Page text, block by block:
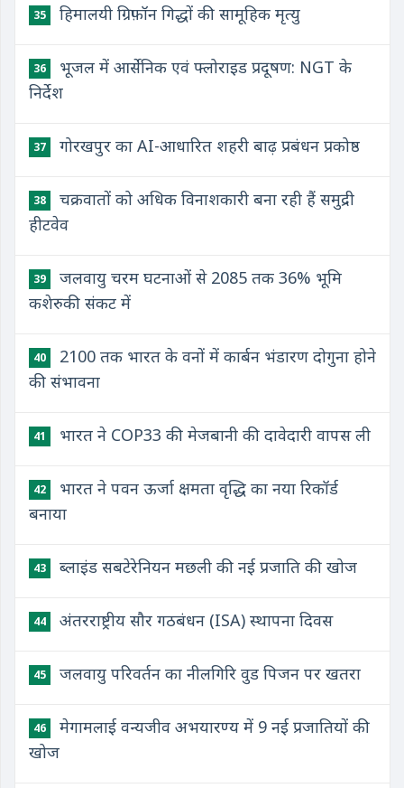
35 हिमालयी ग्रिफ़ॉन गिद्धों की सामूहिक मृत्यु
36
भूजल में आर्सेनिक एवं फ्लोराइड प्रदूषण: NGT के
निर्देश
37 गोरखपुर का AI-आधारित शहरी बाढ़ प्रबंधन प्रकोष्ठ
38
चक्रवातों को अधिक विनाशकारी बना रही हैं समुद्री
हीटवेव
39
जलवायु चरम घटनाओं से 2085 तक 36% भूमि
कशेरुकी संकट में
40
2100 तक भारत के वनों में कार्बन भंडारण दोगुना होने
की संभावना
41 भारत ने COP33 की मेजबानी की दावेदारी वापस ली
42
भारत ने पवन ऊर्जा क्षमता वृद्धि का नया रिकॉर्ड
बनाया
43 ब्लाइंड सबटेरेनियन मछली की नई प्रजाति की खोज
44 अंतरराष्ट्रीय सौर गठबंधन (ISA) स्थापना दिवस
45 जलवायु परिवर्तन का नीलगिरि वुड पिजन पर खतरा
46
मेगामलाई वन्यजीव अभयारण्य में 9 नई प्रजातियों की
खोज